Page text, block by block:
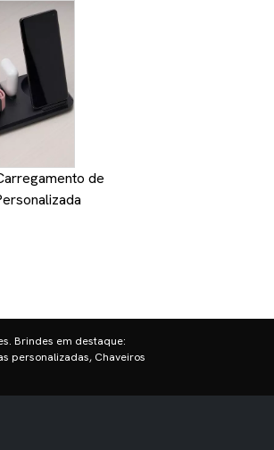
de
Brindes em destaque:
personalizadas, Chaveiros